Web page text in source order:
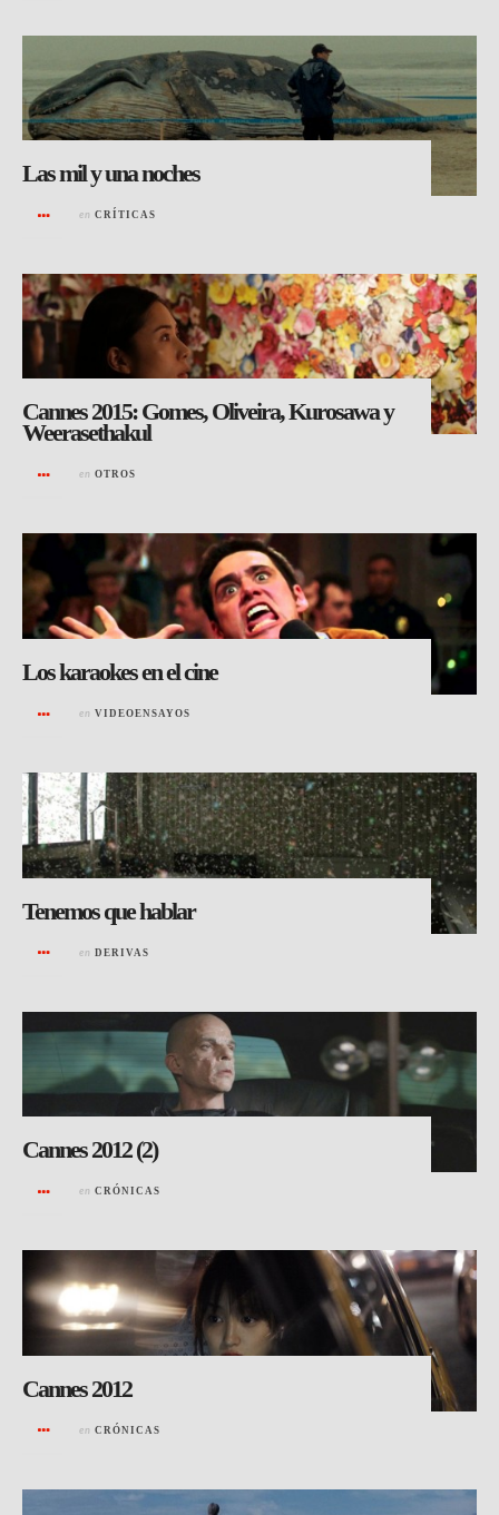
Las mil y una noches
en CRÍTICAS
Cannes 2015: Gomes, Oliveira, Kurosawa y
Weerasethakul
en OTROS
Los karaokes en el cine
en VIDEOENSAYOS
Tenemos que hablar
en DERIVAS
Cannes 2012 (2)
en CRÓNICAS
Cannes 2012
en CRÓNICAS